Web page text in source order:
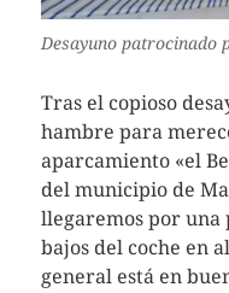
Desayuno patrocinado
Tras el copioso
hambre para
aparcamiento «el
del municipio de
llegaremos por una
bajos del coche en
general está en